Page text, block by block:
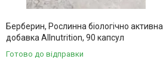
Берберин, Рослинна біологічно активна
добавка Allnutrition, 90 капсул
Готово до відправки